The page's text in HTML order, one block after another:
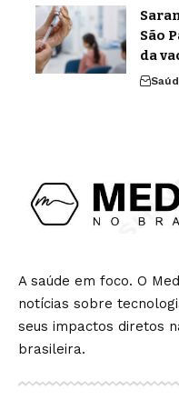
São
da
A saúde em foco. O
notícias sobre
seus impactos diretos
brasileira.